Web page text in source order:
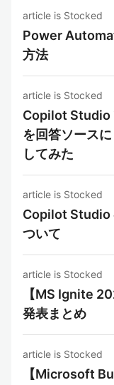
article is Stocked
Power
方法
article is Stocked
Copilot Studio
を回答ソース
してみた
article is Stocked
Copilot Studio
ついて
article is Stocked
【MS Ignite
発表まとめ
article is Stocked
【Microsoft